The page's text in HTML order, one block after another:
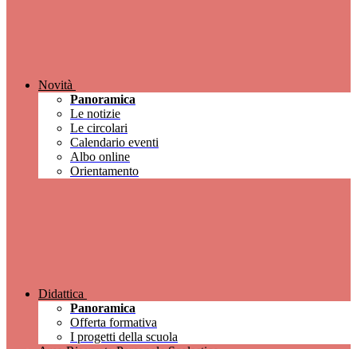
Novità
Panoramica
Le notizie
Le circolari
Calendario eventi
Albo online
Orientamento
Didattica
Panoramica
Offerta formativa
I progetti della scuola